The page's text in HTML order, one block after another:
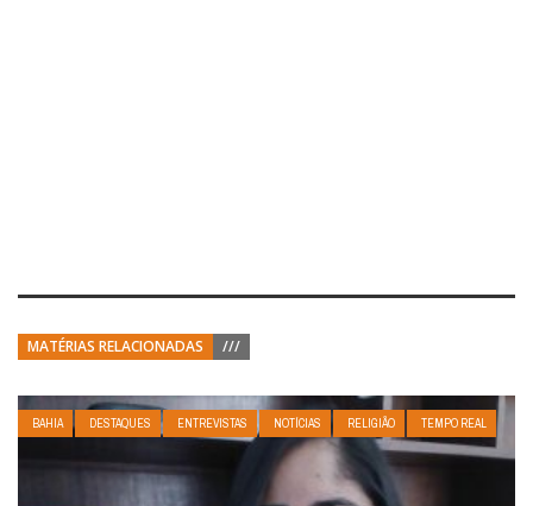
MATÉRIAS RELACIONADAS ///
BAHIA DESTAQUES ENTREVISTAS NOTÍCIAS RELIGIÃO TEMPO REAL